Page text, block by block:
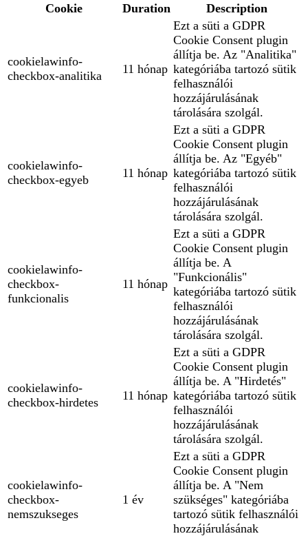
Cookie
Duration Description
cookielawinfo-
checkbox-analitika
11 hónap
Ezt a süti a GDPR
Cookie Consent plugin
állítja be. Az "Analitika"
kategóriába tartozó sütik
felhasználói
hozzájárulásának
tárolására szolgál.
cookielawinfo-
checkbox-egyeb
11 hónap
Ezt a süti a GDPR
Cookie Consent plugin
állítja be. Az "Egyéb"
kategóriába tartozó sütik
felhasználói
hozzájárulásának
tárolására szolgál.
cookielawinfo-
checkbox-
funkcionalis
11 hónap
Ezt a süti a GDPR
Cookie Consent plugin
állítja be. A
"Funkcionális"
kategóriába tartozó sütik
felhasználói
hozzájárulásának
tárolására szolgál.
cookielawinfo-
checkbox-hirdetes
11 hónap
Ezt a süti a GDPR
Cookie Consent plugin
állítja be. A "Hirdetés"
kategóriába tartozó sütik
felhasználói
hozzájárulásának
tárolására szolgál.
cookielawinfo-
checkbox-
nemszukseges
1 év
Ezt a süti a GDPR
Cookie Consent plugin
állítja be. A "Nem
szükséges" kategóriába
tartozó sütik felhasználói
hozzájárulásának